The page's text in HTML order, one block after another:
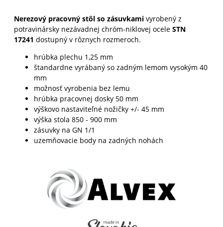
Nerezový pracovný stôl so zásuvkamivyrobený z
potravinársky nezávadnej chróm-niklovej ocele STN
17241 dostupný v rôznych rozmeroch.
hrúbka plechu 1,25 mm
štandardne vyrábaný so zadným lemom vysokým 40
mm
možnosť vyrobenia bez lemu
hrúbka pracovnej dosky 50 mm
výškovo nastaviteľné nožičky +/- 45 mm
výška stola 850 - 900 mm
zásuvky na GN 1/1
uzemňovacie body na zadných nohách